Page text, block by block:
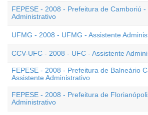
FEPESE - 2008 - Prefeitura de Camboriú -
Administrativo
UFMG - 2008 - UFMG - Assistente
CCV-UFC - 2008 - UFC - Assistente
FEPESE - 2008 - Prefeitura de Balneário
Assistente Administrativo
FEPESE - 2008 - Prefeitura de
Administrativo